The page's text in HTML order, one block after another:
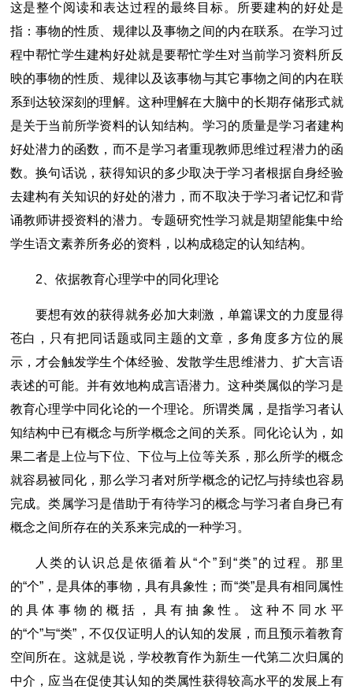
这是整个阅读和表达过程的最终目标。所要建构的好处是
指：事物的性质、规律以及事物之间的内在联系。在学习过
程中帮忙学生建构好处就是要帮忙学生对当前学习资料所反
映的事物的性质、规律以及该事物与其它事物之间的内在联
系到达较深刻的理解。这种理解在大脑中的长期存储形式就
是关于当前所学资料的认知结构。学习的质量是学习者建构
好处潜力的函数，而不是学习者重现教师思维过程潜力的函
数。换句话说，获得知识的多少取决于学习者根据自身经验
去建构有关知识的好处的潜力，而不取决于学习者记忆和背
诵教师讲授资料的潜力。专题研究性学习就是期望能集中给
学生语文素养所务必的资料，以构成稳定的认知结构。
2、依据教育心理学中的同化理论
要想有效的获得就务必加大刺激，单篇课文的力度显得
苍白，只有把同话题或同主题的文章，多角度多方位的展
示，才会触发学生个体经验、发散学生思维潜力、扩大言语
表述的可能。并有效地构成言语潜力。这种类属似的学习是
教育心理学中同化论的一个理论。所谓类属，是指学习者认
知结构中已有概念与所学概念之间的关系。同化论认为，如
果二者是上位与下位、下位与上位等关系，那么所学的概念
就容易被同化，那么学习者对所学概念的记忆与持续也容易
完成。类属学习是借助于有待学习的概念与学习者自身已有
概念之间所存在的关系来完成的一种学习。
人类的认识总是依循着从“个”到“类”的过程。那里
的“个”，是具体的事物，具有具象性；而“类”是具有相同属性
的具体事物的概括，具有抽象性。这种不同水平
的“个”与“类”，不仅仅证明人的认知的发展，而且预示着教育
空间所在。这就是说，学校教育作为新生一代第二次归属的
中介，应当在促使其认知的类属性获得较高水平的发展上有